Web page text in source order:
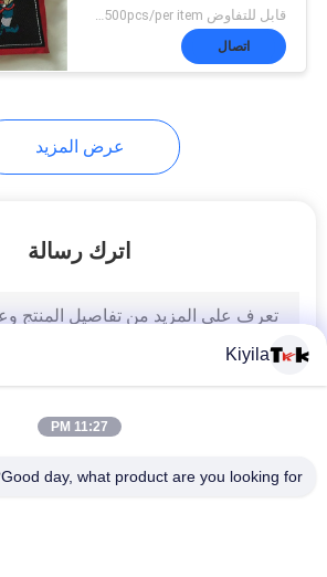
For Clothing
قابل للتفاوض MOQ:negotiation，500pcs/per item
اتصال
عرض المزيد
اترك رسالة
Kiyila
11:27 PM
Good day, what product are you looking for?